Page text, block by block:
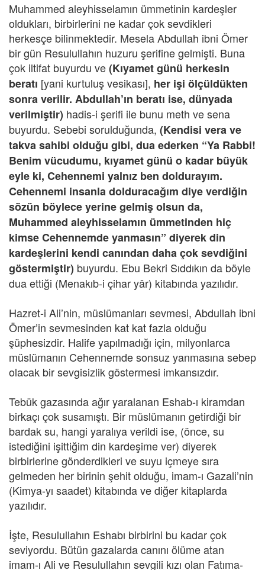
Muhammed aleyhisselamın ümmetinin kardeşler
oldukları, birbirlerini ne kadar çok sevdikleri
herkesçe bilinmektedir. Mesela Abdullah ibni Ömer
bir gün Resulullahın huzuru şerifine gelmişti. Buna
çok iltifat buyurdu ve(Kıyamet günü herkesin
beratı [yani kurtuluş vesikası], her işi ölçüldükten
sonra verilir. Abdullah’ın beratı ise, dünyada
verilmiştir) hadis-i şerifi ile bunu meth ve sena
buyurdu. Sebebi sorulduğunda, (Kendisi vera ve
takva sahibi olduğu gibi, dua ederken “Ya Rabbi!
Benim vücudumu, kıyamet günü o kadar büyük
eyle ki, Cehennemi yalnız ben doldurayım.
Cehennemi insanla dolduracağım diye verdiğin
sözün böylece yerine gelmiş olsun da,
Muhammed aleyhisselamın ümmetinden hiç
kimse Cehennemde yanmasın” diyerek din
kardeşlerini kendi canından daha çok sevdiğini
göstermiştir) buyurdu. Ebu Bekri Sıddıkın da böyle
dua ettiği (Menakıb-i çihar yâr) kitabında yazılıdır.
Hazret-i Ali’nin, müslümanları sevmesi, Abdullah ibni
Ömer’in sevmesinden kat kat fazla olduğu
şüphesizdir. Halife yapılmadığı için, milyonlarca
müslümanın Cehennemde sonsuz yanmasına sebep
olacak bir sevgisizlik göstermesi imkansızdır.
Tebük gazasında ağır yaralanan Eshab-ı kiramdan
birkaçı çok susamıştı. Bir müslümanın getirdiği bir
bardak su, hangi yaralıya verildi ise, (önce, su
istediğini işittiğim din kardeşime ver) diyerek
birbirlerine gönderdikleri ve suyu içmeye sıra
gelmeden her birinin şehit olduğu, imam-ı Gazali’nin
(Kimya-yı saadet) kitabında ve diğer kitaplarda
yazılıdır.
İşte, Resulullahın Eshabı birbirini bu kadar çok
seviyordu. Bütün gazalarda canını ölüme atan
imam-ı Ali ve Resulullahın sevgili kızı olan Fatıma-